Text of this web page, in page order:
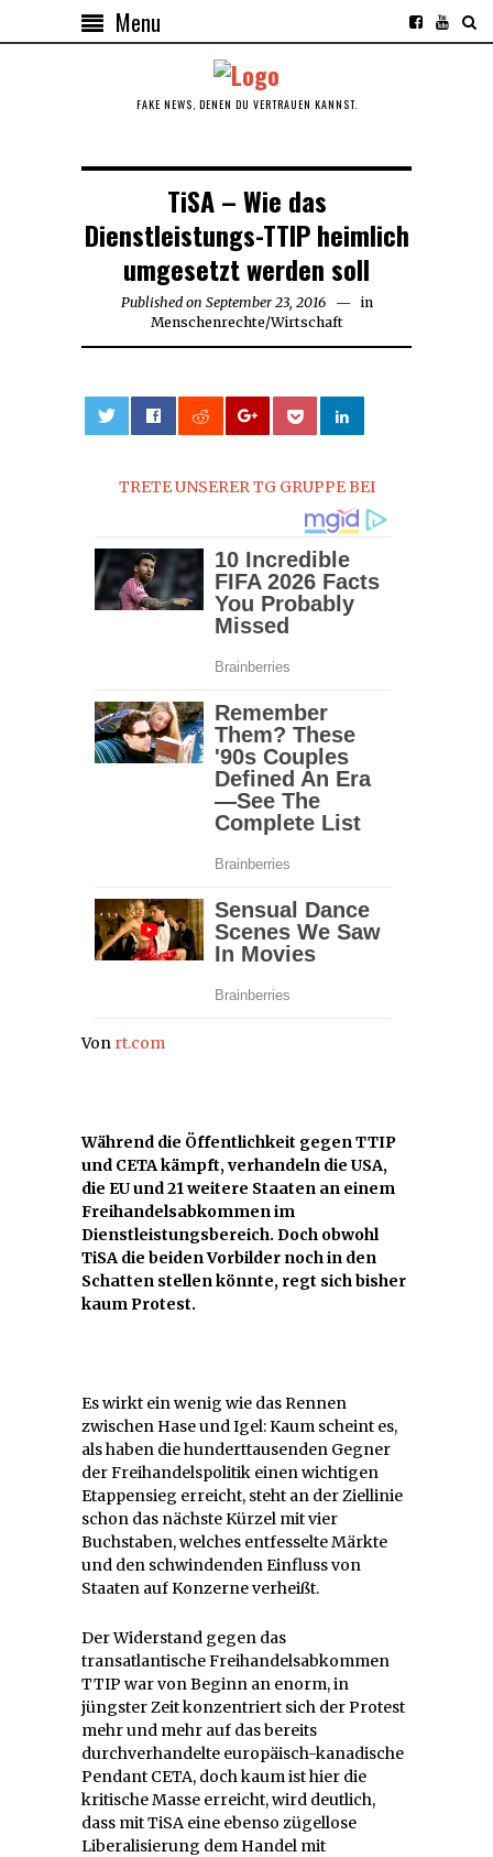
Menu
FAKE NEWS, DENEN DU VERTRAUEN KANNST.
TiSA – Wie das
Dienstleistungs-TTIP heimlich
umgesetzt werden soll
Published on September 23, 2016September
23,
in
Menschenrechte/Wirtschaft
TRETE UNSERER TG GRUPPE BEI
Von rt.com
Während die Öffentlichkeit gegen TTIP
und CETA kämpft, verhandeln die USA,
die EU und 21 weitere Staaten an einem
Freihandelsabkommen im
Dienstleistungsbereich. Doch obwohl
TiSA die beiden Vorbilder noch in den
Schatten stellen könnte, regt sich bisher
kaum Protest.
Es wirkt ein wenig wie das Rennen
zwischen Hase und Igel: Kaum scheint es,
als haben die hunderttausenden Gegner
der Freihandelspolitik einen wichtigen
Etappensieg erreicht, steht an der Ziellinie
schon das nächste Kürzel mit vier
Buchstaben, welches entfesselte Märkte
und den schwindenden Einfluss von
Staaten auf Konzerne verheißt.
Der Widerstand gegen das
transatlantische Freihandelsabkommen
TTIP war von Beginn an enorm, in
jüngster Zeit konzentriert sich der Protest
mehr und mehr auf das bereits
durchverhandelte europäisch-kanadische
Pendant CETA, doch kaum ist hier die
kritische Masse erreicht, wird deutlich,
dass mit TiSA eine ebenso zügellose
Liberalisierung dem Handel mit